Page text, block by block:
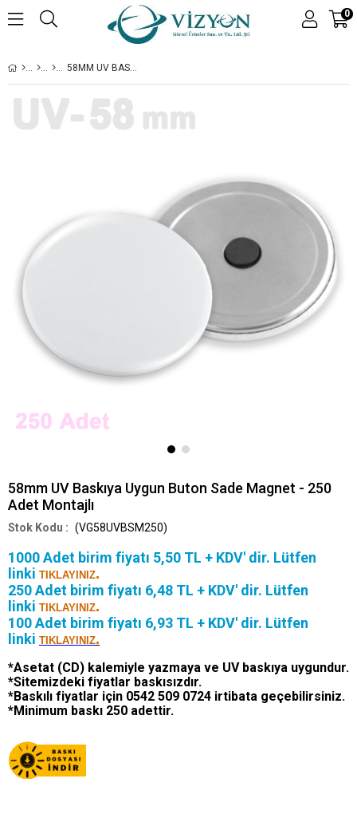
0
58MM UV BASKIYA UYGUN BUTON SADE MAGNET - 250 ADET MONTAJLI
58mm UV Baskıya Uygun Buton Sade Magnet - 250
Adet Montajlı
(VG58UVBSM250)
1000 Adet birim fiyatı 5,50 TL + KDV' dir. Lütfen
linki TIKLAYINIZ.
250 Adet birim fiyatı 6,48 TL + KDV' dir. Lütfen
linki TIKLAYINIZ.
100 Adet birim fiyatı 6,93 TL + KDV' dir. Lütfen
linki TIKLAYINIZ.
*Asetat (CD) kalemiyle yazmaya ve UV baskıya uygundur.
*Sitemizdeki fiyatlar baskısızdır.
*Baskılı fiyatlar için 0542 509 0724 irtibata geçebilirsiniz.
*Minimum baskı 250 adettir.